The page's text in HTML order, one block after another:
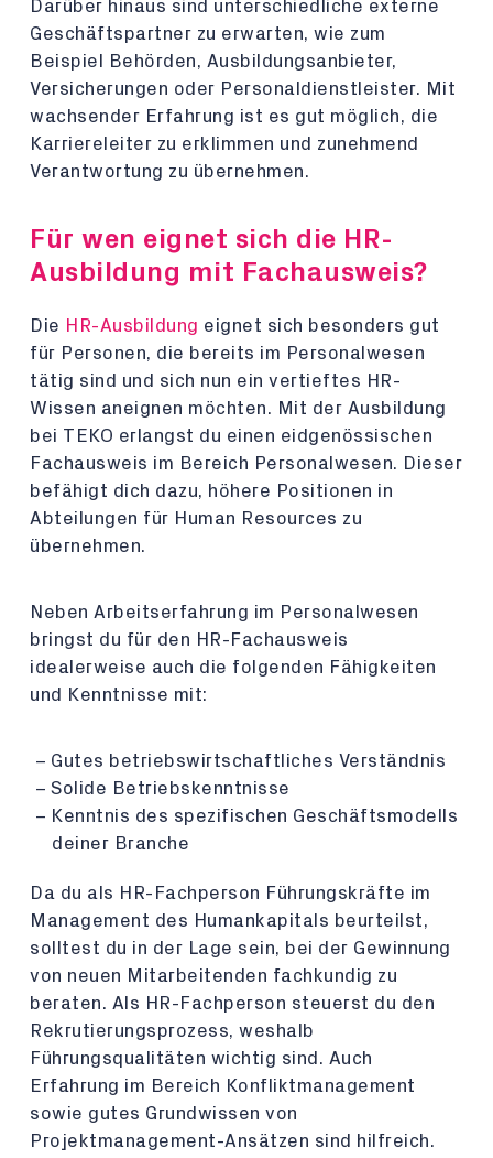
Darüber hinaus sind unterschiedliche externe
Geschäftspartner zu erwarten, wie zum
Beispiel Behörden, Ausbildungsanbieter,
Versicherungen oder Personaldienstleister. Mit
wachsender Erfahrung ist es gut möglich, die
Karriereleiter zu erklimmen und zunehmend
Verantwortung zu übernehmen.
Für wen eignet sich die HR-
Ausbildung mit Fachausweis?
Die HR-Ausbildung eignet sich besonders gut
für Personen, die bereits im Personalwesen
tätig sind und sich nun ein vertieftes HR-
Wissen aneignen möchten. Mit der Ausbildung
bei TEKO erlangst du einen eidgenössischen
Fachausweis im Bereich Personalwesen. Dieser
befähigt dich dazu, höhere Positionen in
Abteilungen für Human Resources zu
übernehmen.
Neben Arbeitserfahrung im Personalwesen
bringst du für den HR-Fachausweis
idealerweise auch die folgenden Fähigkeiten
und Kenntnisse mit:
Gutes betriebswirtschaftliches Verständnis
Solide Betriebskenntnisse
Kenntnis des spezifischen Geschäftsmodells
deiner Branche
Da du als HR-Fachperson Führungskräfte im
Management des Humankapitals beurteilst,
solltest du in der Lage sein, bei der Gewinnung
von neuen Mitarbeitenden fachkundig zu
beraten. Als HR-Fachperson steuerst du den
Rekrutierungsprozess, weshalb
Führungsqualitäten wichtig sind. Auch
Erfahrung im Bereich Konfliktmanagement
sowie gutes Grundwissen von
Projektmanagement-Ansätzen sind hilfreich.